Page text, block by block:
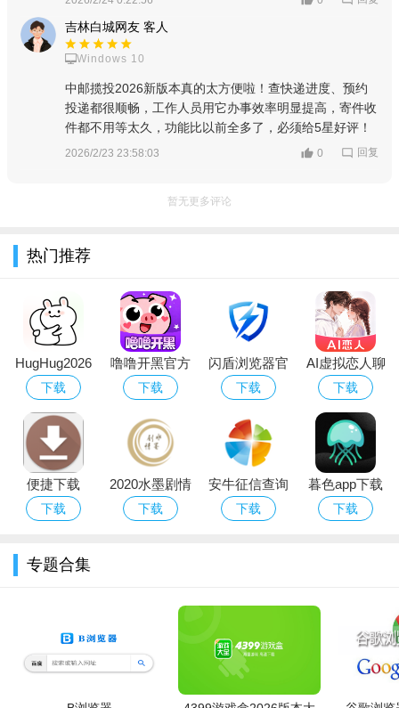
信息反馈作业。
单件妥投
1.选择签收方式、代收关系（他人代收时须选代收关系）、自
提点（需选择具体自提点）等，如有签收人，输入签收人姓名。
妥投反馈信息的适用范围本次升级实施了调整，具体可见：邮政
新一代妥投原因适用范围0320
换操作。
输入成功，点击查询按钮进行查询操作。
3.普通邮件直接展示到界面上。扫描错误时，点击条目右侧
的“垃圾桶”标志可实施信息删除。
4.特殊邮件反馈：
(1) 公安交管类邮件。直接跳转特殊邮件反馈界面。界面未能
展示寄达地时，应点击手动选择按钮，选择寄达地、支付方式
等；输入反向单号进行返单号校验，点击确认提交妥投，返单号
检验成功，妥投该邮件。返单号校验失败时，点击返回按钮，直
接返回到妥投反馈界面。
(2) 返单邮件。直接跳转返单收寄界面。界面未展示寄达地，
击确认，返单号校验成功，返回妥投反馈界面继续实施妥投操
作；返单号校验失败，点击返回，该邮件为省内邮件时，可继续
实施妥投操作，非省内邮件时直接提示妥投失败。
邮件为电子返单时，点击提示框的确定按钮实施拍照操作
吉林白城网友 客人
Windows 10
中邮揽投2026新版本真的太方便啦！查快递进度、预约
投递都很顺畅，工作人员用它办事效率明显提高，寄件收
件都不用等太久，功能比以前全多了，必须给5星好评！
2026/2/23 23:58:03 0 回复
暂无更多评论
热门推荐
HugHug2026
最新版
下载
噜噜开黑官方
版下载
下载
闪盾浏览器官
方版下载
下载
AI虚拟恋人聊
天陪伴app官
方下载最新版
本
下载
便捷下载
app2026最新
下载
2020水墨剧情
大全
下载
安牛征信查询
下载
暮色app下载
官方2026安卓
下载
专题合集